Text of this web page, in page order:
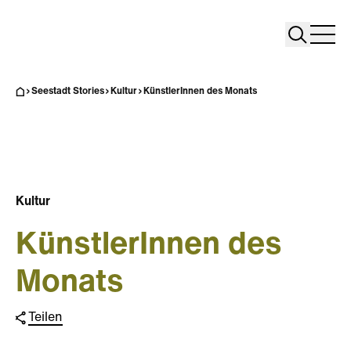
Search
Seestadt Stories Kultur KünstlerInnen des Monats
Kultur
KünstlerInnen des
Monats
Teilen